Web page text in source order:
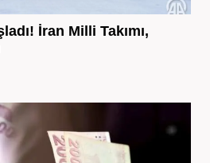
İran Milli Takımı,